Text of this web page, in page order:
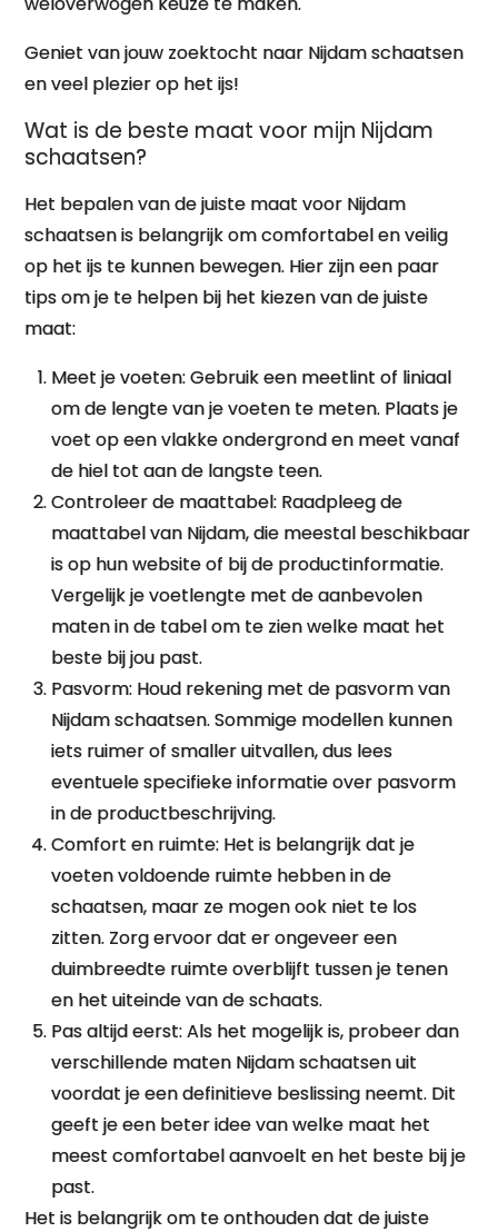
Geniet van jouw zoektocht naar Nijdam schaatsen
en veel plezier op het ijs!
Wat is de beste maat voor mijn Nijdam
schaatsen?
Het bepalen van de juiste maat voor Nijdam
schaatsen is belangrijk om comfortabel en veilig
op het ijs te kunnen bewegen. Hier zijn een paar
tips om je te helpen bij het kiezen van de juiste
maat:
Meet je voeten: Gebruik een meetlint of liniaal
om de lengte van je voeten te meten. Plaats je
voet op een vlakke ondergrond en meet vanaf
de hiel tot aan de langste teen.
Controleer de maattabel: Raadpleeg de
maattabel van Nijdam, die meestal beschikbaar
is op hun website of bij de productinformatie.
Vergelijk je voetlengte met de aanbevolen
maten in de tabel om te zien welke maat het
beste bij jou past.
Pasvorm: Houd rekening met de pasvorm van
Nijdam schaatsen. Sommige modellen kunnen
iets ruimer of smaller uitvallen, dus lees
eventuele specifieke informatie over pasvorm
in de productbeschrijving.
Comfort en ruimte: Het is belangrijk dat je
voeten voldoende ruimte hebben in de
schaatsen, maar ze mogen ook niet te los
zitten. Zorg ervoor dat er ongeveer een
duimbreedte ruimte overblijft tussen je tenen
en het uiteinde van de schaats.
Pas altijd eerst: Als het mogelijk is, probeer dan
verschillende maten Nijdam schaatsen uit
voordat je een definitieve beslissing neemt. Dit
geeft je een beter idee van welke maat het
meest comfortabel aanvoelt en het beste bij je
past.
Het is belangrijk om te onthouden dat de juiste